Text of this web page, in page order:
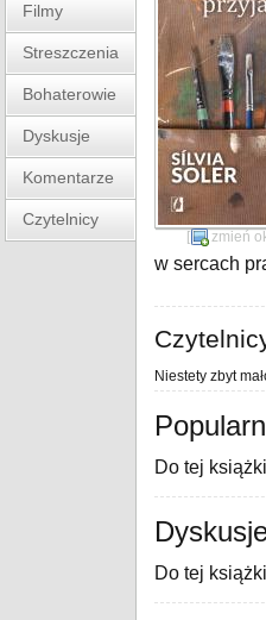
Filmy
Streszczenia
Bohaterowie
Dyskusje
Komentarze
Czytelnicy
[ zmień
w sercach
Niestety zbyt
Do tej
Do tej